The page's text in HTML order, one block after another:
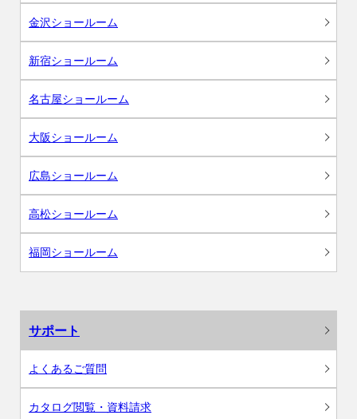
金沢ショールーム
新宿ショールーム
名古屋ショールーム
大阪ショールーム
広島ショールーム
高松ショールーム
福岡ショールーム
サポート
よくあるご質問
カタログ閲覧・資料請求